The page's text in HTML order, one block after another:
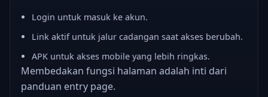
Login untuk masuk ke akun.
Link aktif untuk jalur cadangan saat akses berubah.
APK untuk akses mobile yang lebih ringkas.
Membedakan fungsi halaman adalah inti dari
panduan entry page.